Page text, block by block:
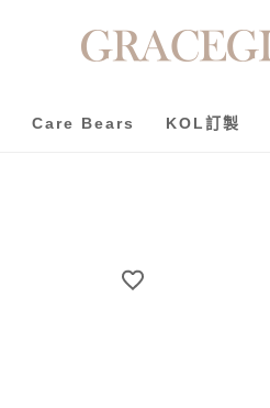
Care Bears KOL訂製